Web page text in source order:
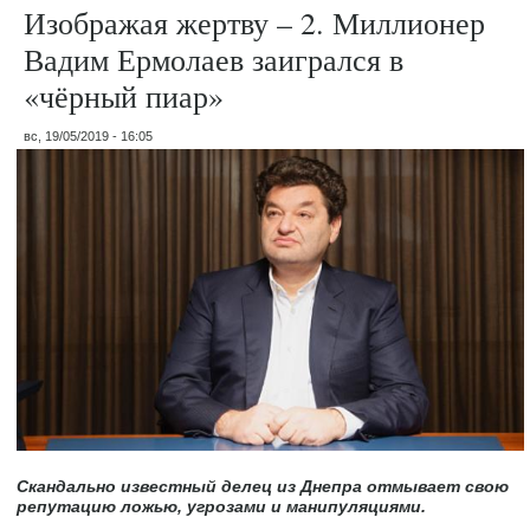
Изображая жертву – 2. Миллионер
Вадим Ермолаев заигрался в
«чёрный пиар»
вс, 19/05/2019 - 16:05
Скандально известный делец из Днепра отмывает свою
репутацию ложью, угрозами и манипуляциями.